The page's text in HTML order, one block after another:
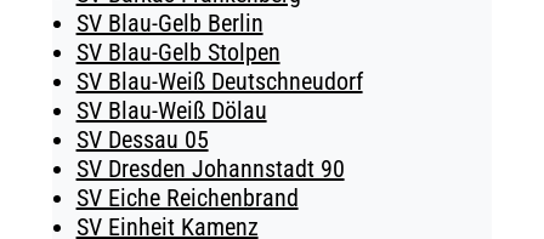
SV Blau-Gelb Berlin
SV Blau-Gelb Stolpen
SV Blau-Weiß Deutschneudorf
SV Blau-Weiß Dölau
SV Dessau 05
SV Dresden Johannstadt 90
SV Eiche Reichenbrand
SV Einheit Kamenz